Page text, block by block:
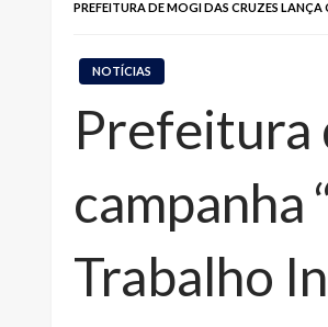
PREFEITURA DE MOGI DAS CRUZES
NOTÍCIAS
Prefeitura
campanha
Trabalho